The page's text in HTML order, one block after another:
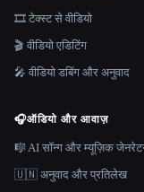
🎞️ टेक्स्ट से वीडियो
🎬 वीडियो एडिटिंग
🎤 वीडियो डबिंग और अनुवाद
🎧ऑडियो और आवाज़
🎼 AI सॉन्ग और म्यूज़िक
🇺🇳 अनुवाद और प्रतिलेख